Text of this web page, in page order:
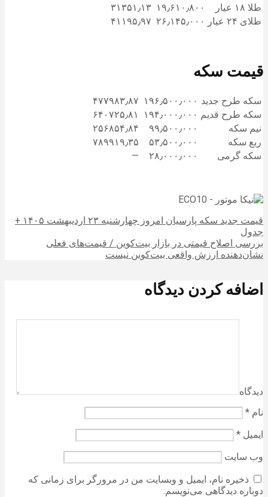
طلا ۱۸ عیار
۱۹٫۶۱۰٫۸۰۰
طلای ۲۴ عیار
۲۶٫۱۴۵٫۰۰۰
قیمت سکه
سکه طرح جدید ۱۹۶٫۵۰۰٫۰۰۰
سکه طرح قدیم ۱۹۴٫۰۰۰٫۰۰۰
نیم سکه
۹۹٫۵۰۰٫۰۰۰
ربع سکه
۵۳٫۵۰۰٫۰۰۰
سکه گرمی
۲۸٫۰۰۰٫۰۰۰ —
قیمت جدید سکه پارسیان امروز چهارشنبه ۲۳ اردیبهشت ۱۴۰۵ +
جدول
بررسی اصلاح قیمتی در بازار بیت‌کوین / قیمت‌های فعلی
نشان‌دهنده ارزش واقعی بیت‌کوین نیست
اضافه کردن دیدگاه
دیدگاه
نام *
ایمیل *
وب‌ سایت
ذخیره نام، ایمیل و وبسایت من در مرورگر برای زمانی که
دوباره دیدگاهی می‌نویسم.